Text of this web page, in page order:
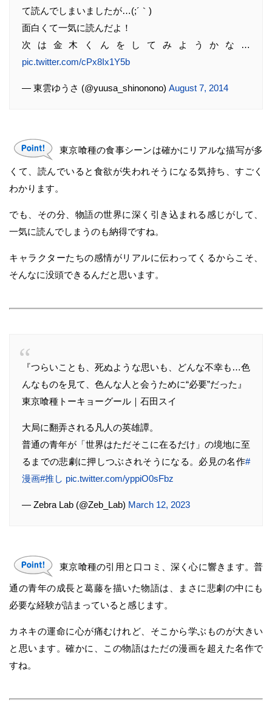
て読んでしまいましたが…(;´｀)
面白くて一気に読んだよ！
次は金木くんをしてみようかな…
pic.twitter.com/cPx8Ix1Y5b
— 東雲ゆうさ (@yuusa_shinonono) August 7, 2014
東京喰種の食事シーンは確かにリアルな描写が多
くて、読んでいると食欲が失われそうになる気持ち、すごく
わかります。
でも、その分、物語の世界に深く引き込まれる感じがして、
一気に読んでしまうのも納得ですね。
キャラクターたちの感情がリアルに伝わってくるからこそ、
そんなに没頭できるんだと思います。
『つらいことも、死ぬような思いも、どんな不幸も…色
んなものを見て、色んな人と会うために“必要”だった』
東京喰種トーキョーグール｜石田スイ
大局に翻弄される凡人の英雄譚。
普通の青年が「世界はただそこに在るだけ」の境地に至
るまでの悲劇に押しつぶされそうになる。必見の名作#
漫画#推し pic.twitter.com/yppiO0sFbz
— Zebra Lab (@Zeb_Lab) March 12, 2023
東京喰種の引用と口コミ、深く心に響きます。普
通の青年の成長と葛藤を描いた物語は、まさに悲劇の中にも
必要な経験が詰まっていると感じます。
カネキの運命に心が痛むけれど、そこから学ぶものが大きい
と思います。確かに、この物語はただの漫画を超えた名作で
すね。